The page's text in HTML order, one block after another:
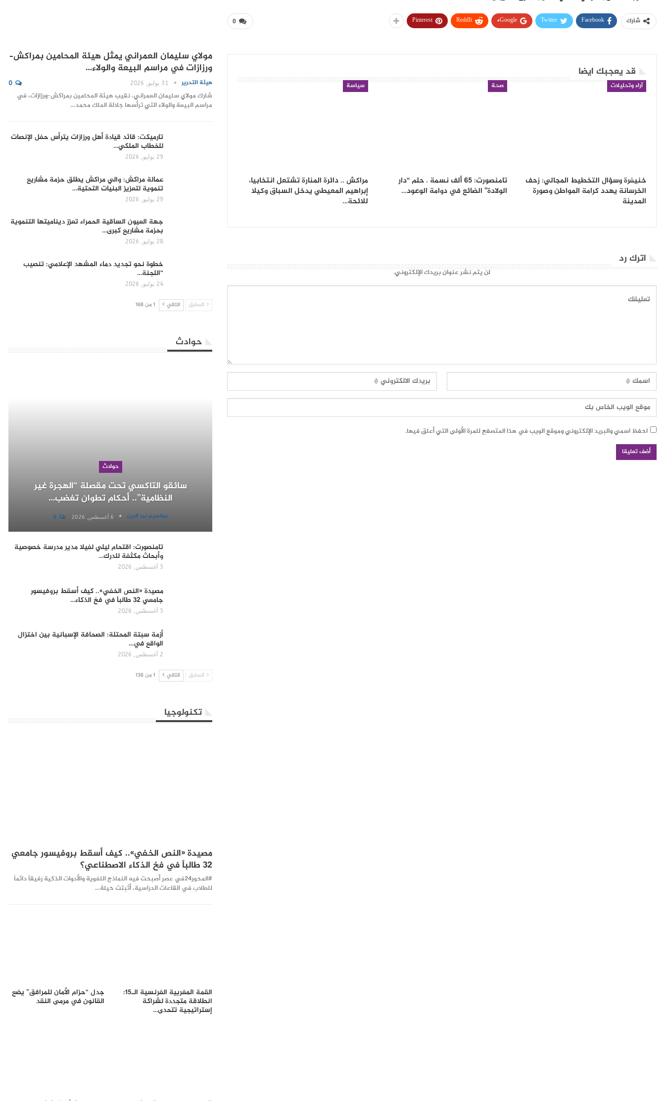
0 شارك Facebook
Twitter
Google+
ReddIt
Pinterest
قد يعجبك ايضا
آراء وتحليلات
خنيفرة وسؤال التخطيط المجالي: زحف
الخرسانة يهدد كرامة المواطن وصورة
المدينة
صحة
تامنصورت: 65 ألف نسمة . حلم “دار
الولادة” الضائع في دوامة الوعود…
سياسة
مراكش .. دائرة المنارة تشتعل انتخابيا،
إبراهيم المعيطي يدخل السباق وكيلا
للائحة…
اترك رد
لن يتم نشر عنوان بريدك الإلكتروني.
احفظ اسمي والبريد الإلكتروني وموقع الويب في هذا المتصفح للمرة الأولى التي أعلق فيها.
مولاي سليمان العمراني يمثل هيئة المحامين بمراكش–
ورزازات في مراسم البيعة والولاء…
هيئة التحرير 31 يوليو, 2026 0
شارك مولاي سليمان العمراني، نقيب هيئة المحامين بمراكش–ورزازات، في
مراسم البيعة والولاء التي ترأسها جلالة الملك محمد…
تارميكت: قائد قيادة أهل ورزازات يترأس حفل الإنصات
للخطاب الملكي…
29 يوليو, 2026
عمالة مراكش: والي مراكش يطلق حزمة مشاريع
تنموية لتعزيز البنيات التحتية…
29 يوليو, 2026
جهة العيون الساقية الحمراء تعزز ديناميتها التنموية
بحزمة مشاريع كبرى…
28 يوليو, 2026
​خطوة نحو تجديد دماء المشهد الإعلامي: تنصيب
“اللجنة…
24 يوليو, 2026
السابق التالي 1 من 168
حوادث
حوادث
سائقو التاكسي تحت مقصلة “الهجرة غير
النظامية”.. أحكام تطوان تغضب…
بوقسيم نور الدين 6 أغسطس, 2026
تامنصورت: اقتحام ليلي لفيلا مدير مدرسة خصوصية
وأبحاث مكثفة للدرك…
5 أغسطس, 2026
مصيدة «النص الخفي».. كيف أسقط بروفيسور
جامعي 32 طالباً في فخ الذكاء…
5 أغسطس, 2026
أزمة سبتة المحتلة: الصحافة الإسبانية بين اختزال
الواقع في…
2 أغسطس, 2026
السابق التالي 1 من 136
تكنولوجيا
مصيدة «النص الخفي».. كيف أسقط بروفيسور جامعي
32 طالباً في فخ الذكاء الاصطناعي؟
#المحور24 ​في عصر أصبحت فيه النماذج اللغوية والأدوات الذكية رفيقاً دائماً
للطلاب في القاعات الدراسية، أثبتت حيلة…
القمة المغربية الفرنسية الـ15:
انطلاقة متجددة لشراكة
إستراتيجية تتحدى…
جدل “حزام الأمان للمرافق” يضع
القانون في مرمى النقد